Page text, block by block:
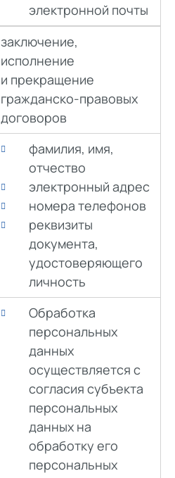
электронной почты
заключение,
исполнение
и прекращение
гражданско-правовых
договоров
фамилия, имя,
отчество
электронный адрес
номера телефонов
реквизиты
документа,
удостоверяющего
личность
Обработка
персональных
данных
осуществляется с
согласия субъекта
персональных
данных на
обработку его
персональных